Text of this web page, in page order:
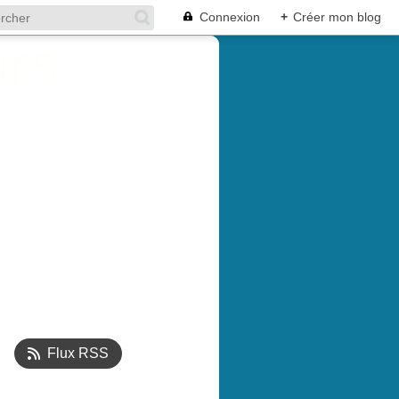
Connexion + Créer mon blog
Flux RSS